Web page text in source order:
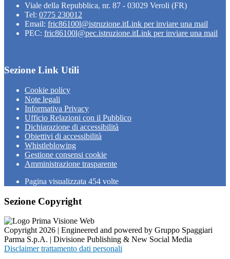
Viale della Repubblica, nr. 87 - 03029 Veroli (FR)
Tel: 0775 230012
Email: fric86100l@istruzione.itLink per inviare una mail
PEC: fric86100l@pec.istruzione.itLink per inviare una mail
Sezione Link Utili
Cookie policy
Note legali
Informativa Privacy
Ufficio Relazioni con il Pubblico
Dichiarazione di accessibilità
Obiettivi di accessibilità
Whistleblowing
Gestione consensi cookie
Amministrazione trasparente
Pagina visualizzata 454 volte
Sezione Copyright
Copyright 2026 | Engineered and powered by Gruppo Spaggiari
Parma S.p.A. | Divisione Publishing & New Social Media
Disclaimer trattamento dati personali